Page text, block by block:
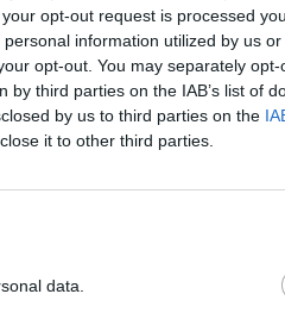
opt-out request is processed
information utilized by us
opt-out. You may separately
third parties on the IAB’s list of
by us to third parties on the
it to other third parties.
data.
magyarul